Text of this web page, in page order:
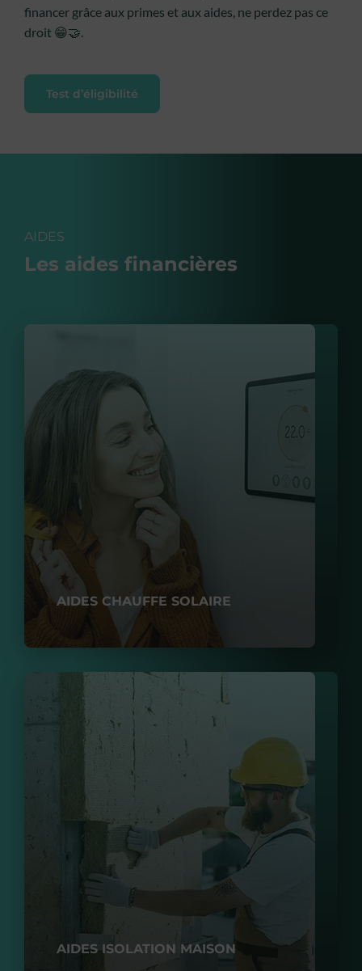
financer grâce aux primes et aux aides, ne perdez pas ce
droit 😁🤝.
Test d’éligibilité
AIDES
Les aides financières
AIDES CHAUFFE SOLAIRE
AIDES ISOLATION MAISON